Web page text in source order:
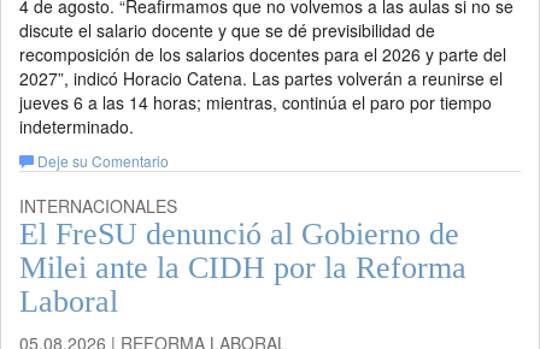
4 de agosto. “Reafirmamos que no volvemos a las aulas si no se
discute el salario docente y que se dé previsibilidad de
recomposición de los salarios docentes para el 2026 y parte del
2027”, indicó Horacio Catena. Las partes volverán a reunirse el
jueves 6 a las 14 horas; mientras, continúa el paro por tiempo
indeterminado.
Deje su Comentario
INTERNACIONALES
El FreSU denunció al Gobierno de
Milei ante la CIDH por la Reforma
Laboral
05.08.2026 | REFORMA LABORAL